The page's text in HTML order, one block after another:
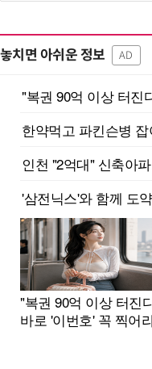
놓치면 아쉬운 정보 AD